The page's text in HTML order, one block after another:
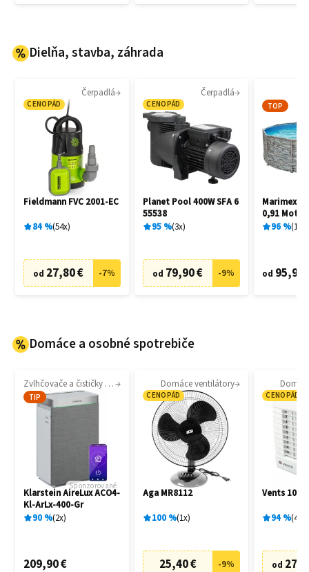
Dielňa, stavba, záhrada
Čerpadlá
CENOPÁD
Fieldmann FVC 2001-EC
84% 54x
od 27,80 € -7%
Čerpadlá
CENOPÁD
Planet Pool 400W SFA 6
55538
95% 3x
od 79,90 € -9%
TOP
Marimex
0,91 Motív
10340245
96% 15
od 95,90
Domáce a osobné spotrebiče
Zvlhčovače a čističky vzduchu
TIP
Sponzorované
Klarstein AireLux ACO4-
Kl-ArLx-400-Gr
90% 2x
209,90 €
Domáce ventilátory
CENOPÁD
Aga MR8112
100% 1x
25,40 € -9%
CENOPÁD
Vents 100
94% 4
od